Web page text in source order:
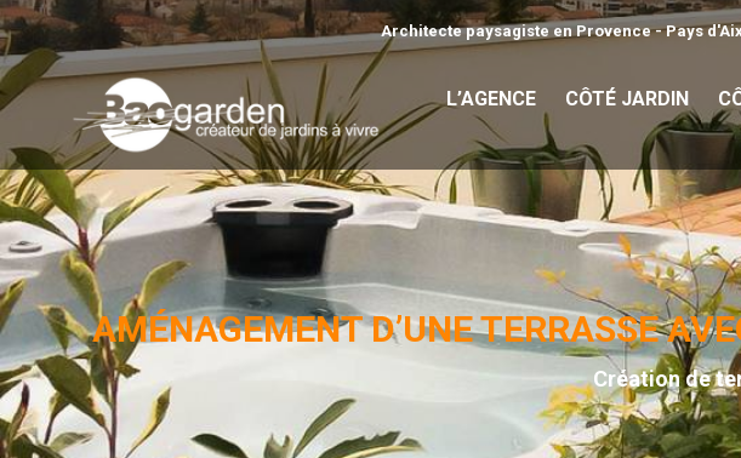
Architecte paysagiste en Provence - Pays
L’AGENCE CÔTÉ JARDIN
AMÉNAGEMENT D’UNE TERRASSE
Création de